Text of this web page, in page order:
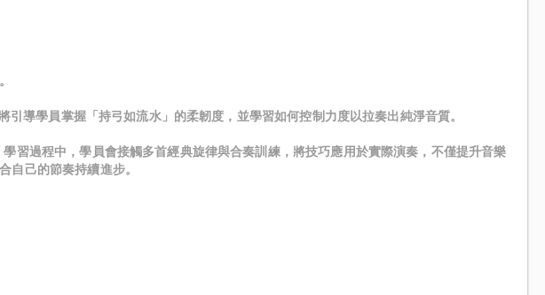
導學員掌握「持弓如流水」的柔韌度，並學習如何控制力度以拉奏出純淨音質。
習過程中，學員會接觸多首經典旋律與合奏訓練，將技巧應用於實際演奏，不僅提升音樂
自己的節奏持續進步。